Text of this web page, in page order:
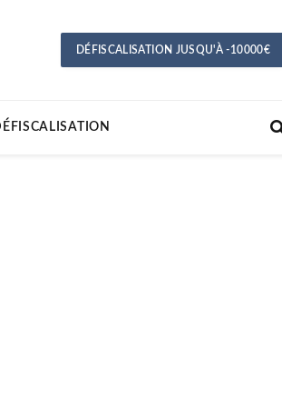
DÉFISCALISATION JUSQU'À -10000€